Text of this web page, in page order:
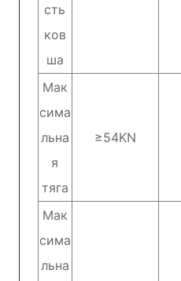
сть
ков
ша
Мак
сима
льна
я
тяга
≥54KN
Мак
сима
льна